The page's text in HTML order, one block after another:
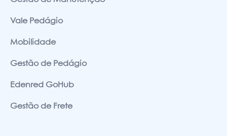
Vale Pedágio
Mobilidade
Gestão de Pedágio
Edenred GoHub
Gestão de Frete